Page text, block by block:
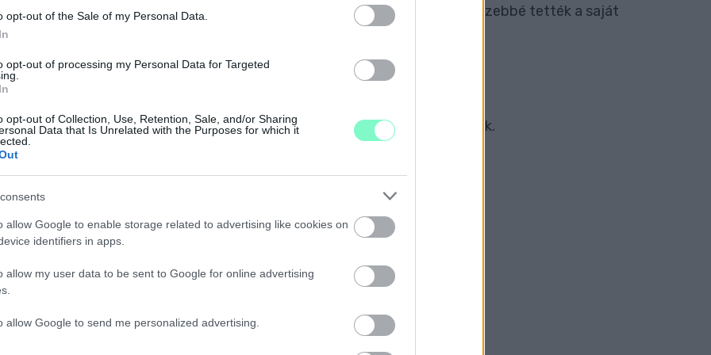
opt-out of the Sale of my Personal Data.
opt-out of processing my Personal Data for Targeted
opt-out of Collection, Use, Retention, Sale, and/or Sharing
Data that Is Unrelated with the Purposes for which it
allow Google to enable storage related to advertising like cookies on
identifiers in apps.
allow my user data to be sent to Google for online advertising
allow Google to send me personalized advertising.
szerint az Albániától elszenvedett vereség nem a világ vége, de nehezebbé tették a saját
A MAGYAR SZURKOLÓK RASSZISTA VISELKEDÉSE MIATT
közben még Gareth Southgate szövetségi kapitányt is megdobálták.
TUDOM MEGEMÉSZTENI EZT A VERESÉGET
KIHASZNÁLTA A MAGYAR FOCIVÁLOGATOTT HIBÁIT